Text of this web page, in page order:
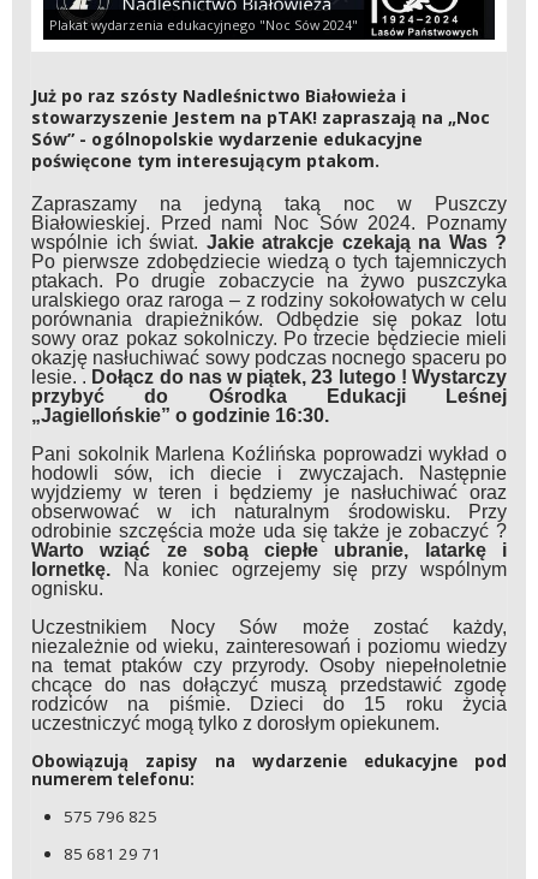
Plakat wydarzenia edukacyjnego "Noc Sów 2024"
Już po raz szósty Nadleśnictwo Białowieża i
stowarzyszenie Jestem na pTAK! zapraszają na „Noc
Sów” - ogólnopolskie wydarzenie edukacyjne
poświęcone tym interesującym ptakom.
Zapraszamy na jedyną taką noc w Puszczy
Białowieskiej. Przed nami Noc Sów 2024. Poznamy
wspólnie ich świat. Jakie atrakcje czekają na Was ?
Po pierwsze zdobędziecie wiedzą o tych tajemniczych
ptakach. Po drugie zobaczycie na żywo puszczyka
uralskiego oraz raroga – z rodziny sokołowatych w celu
porównania drapieżników. Odbędzie się pokaz lotu
sowy oraz pokaz sokolniczy. Po trzecie będziecie mieli
okazję nasłuchiwać sowy podczas nocnego spaceru po
lesie. . Dołącz do nas w piątek, 23 lutego ! Wystarczy
przybyć do Ośrodka Edukacji Leśnej
„Jagiellońskie” o godzinie 16:30.
Pani sokolnik Marlena Koźlińska poprowadzi wykład o
hodowli sów, ich diecie i zwyczajach. Następnie
wyjdziemy w teren i będziemy je nasłuchiwać oraz
obserwować w ich naturalnym środowisku. Przy
odrobinie szczęścia może uda się także je zobaczyć ?
Warto wziąć ze sobą ciepłe ubranie, latarkę i
lornetkę. Na koniec ogrzejemy się przy wspólnym
ognisku.
Uczestnikiem Nocy Sów może zostać każdy,
niezależnie od wieku, zainteresowań i poziomu wiedzy
na temat ptaków czy przyrody. Osoby niepełnoletnie
chcące do nas dołączyć muszą przedstawić zgodę
rodziców na piśmie. Dzieci do 15 roku życia
uczestniczyć mogą tylko z dorosłym opiekunem.
Obowiązują zapisy na wydarzenie edukacyjne pod
numerem telefonu:
575 796 825
85 681 29 71